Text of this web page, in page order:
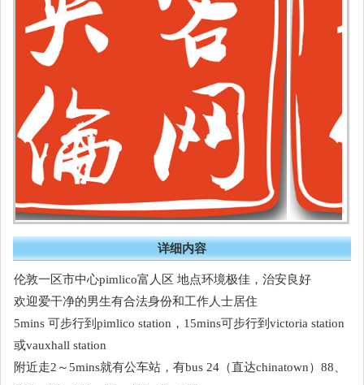
详细内容
伦敦一区市中心pimlico富人区 地点环境极佳，治安良好
欢迎爱干净的男生有合法身份和工作人士居住
5mins 可步行到pimlico station，15mins可步行到victoria station
或vauxhall station
附近走2～5mins就有公车站，有bus 24（直达chinatown）88、